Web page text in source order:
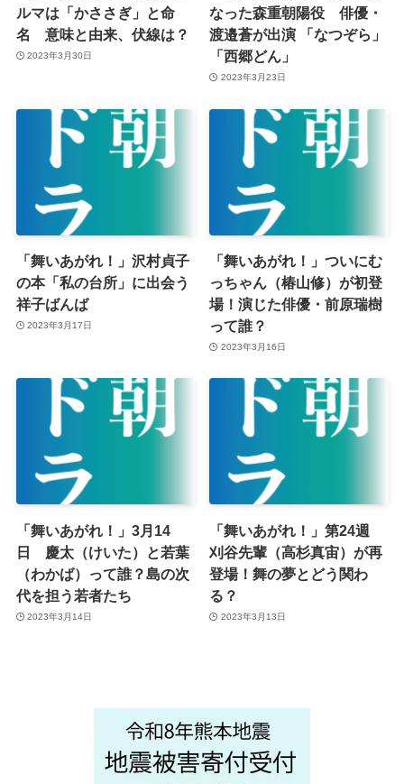
ルマは「かささぎ」と命
名 意味と由来、伏線は？
2023年3月30日
なった森重朝陽役 俳優・
渡邉蒼が出演 「なつぞら」
「西郷どん」
2023年3月23日
「舞いあがれ！」沢村貞子
の本「私の台所」に出会う
祥子ばんば
2023年3月17日
「舞いあがれ！」ついにむ
っちゃん（椿山修）が初登
場！演じた俳優・前原瑞樹
って誰？
2023年3月16日
「舞いあがれ！」3月14
日 慶太（けいた）と若葉
（わかば）って誰？島の次
代を担う若者たち
2023年3月14日
「舞いあがれ！」第24週
刈谷先輩（高杉真宙）が再
登場！舞の夢とどう関わ
る？
2023年3月13日